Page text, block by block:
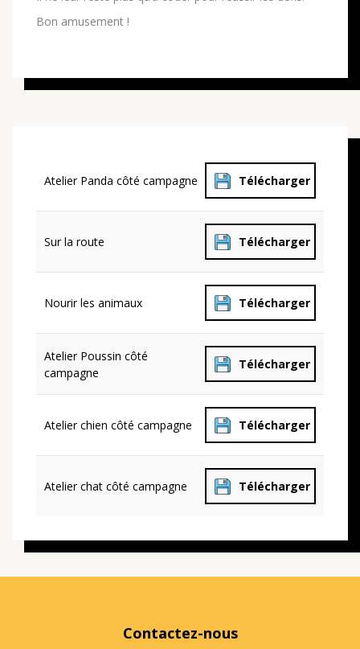
Bon amusement !
Atelier Panda côté campagne Télécharger
Sur la route Télécharger
Nourir les animaux Télécharger
Atelier Poussin côté
campagne
Télécharger
Atelier chien côté campagne Télécharger
Atelier chat côté campagne Télécharger
Contactez-nous